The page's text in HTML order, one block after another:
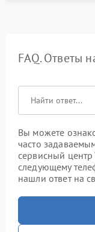
FAQ. Ответы
Вы можете
часто
сервисный центр
следующему
нашли ответ на